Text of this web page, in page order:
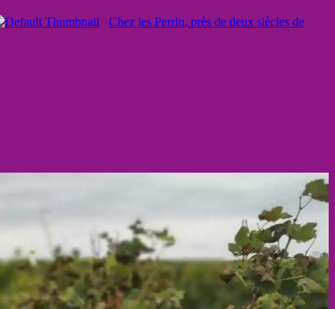
Chez les Perrin, près de deux siècles de